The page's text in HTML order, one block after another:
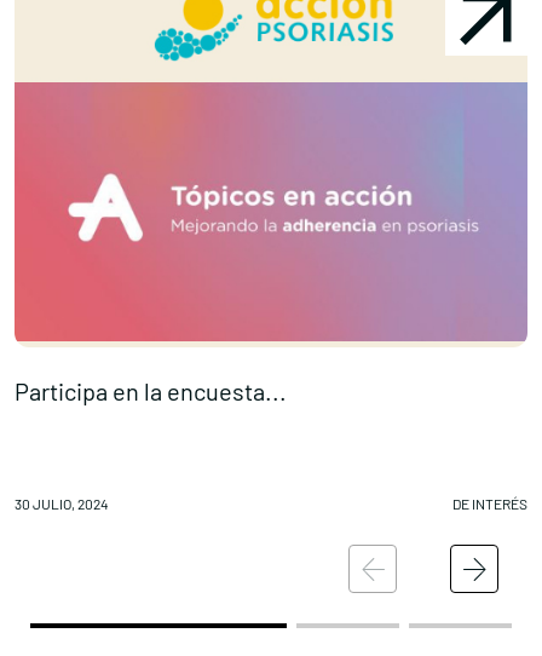
Participa en la encuesta...
30 JULIO, 2024 DE INTERÉS